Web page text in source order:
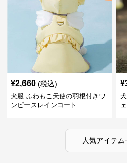
¥2,660 (税込)
犬服 ふわもこ天使の羽根付きワ
ンピースレインコート
¥
人気アイテ